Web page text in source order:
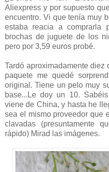
Aliexpress y por supuesto
encuentro. Vi que tenía muy
estaba reacia a
brochas de juguete de los
pero por 3,59 euros probé.
Tardó aproximadamente diez
paquete me quedé
original. Tiene un pelo muy
base...Le doy un 10.
viene de China, y hasta he
sea el mismo proveedor que
clavadas (presuntamente
rápido) Mirad las imágenes.